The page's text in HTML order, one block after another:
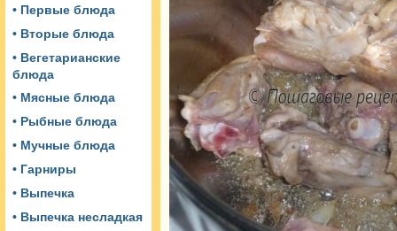
• Первые блюда
• Вторые блюда
• Вегетарианские
блюда
• Мясные блюда
• Рыбные блюда
• Мучные блюда
• Гарниры
• Выпечка
• Выпечка несладкая